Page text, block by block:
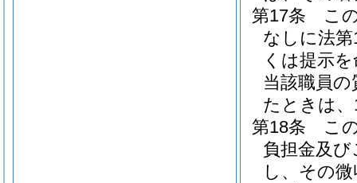
第17条
こ
なしに法
くは提示
当該職員
たときは
第18条
こ
負担金及
し、その